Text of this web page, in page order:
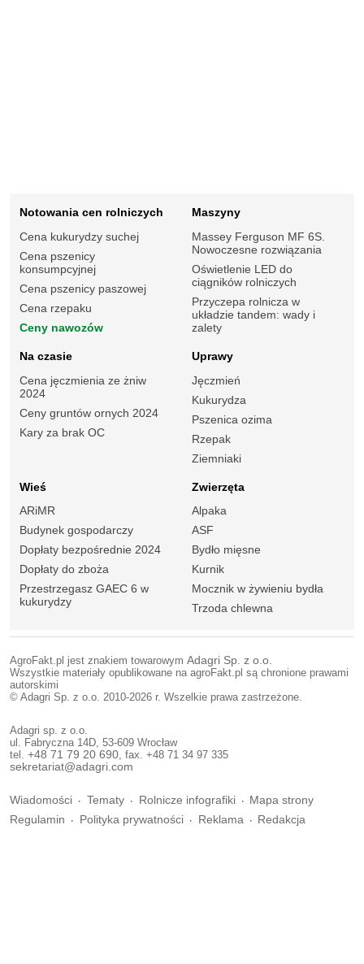
Notowania cen rolniczych
Cena kukurydzy suchej
Cena pszenicy
konsumpcyjnej
Cena pszenicy paszowej
Cena rzepaku
Ceny nawozów
Maszyny
Massey Ferguson MF 6S.
Nowoczesne rozwiązania
Oświetlenie LED do
ciągników rolniczych
Przyczepa rolnicza w
układzie tandem: wady i
zalety
Na czasie
Cena jęczmienia ze żniw
2024
Ceny gruntów ornych 2024
Kary za brak OC
Uprawy
Jęczmień
Kukurydza
Pszenica ozima
Rzepak
Ziemniaki
Wieś
ARiMR
Budynek gospodarczy
Dopłaty bezpośrednie 2024
Dopłaty do zboża
Przestrzegasz GAEC 6 w
kukurydzy
Zwierzęta
Alpaka
ASF
Bydło mięsne
Kurnik
Mocznik w żywieniu bydła
Trzoda chlewna
AgroFakt.pl jest znakiem towarowym Adagri Sp. z o.o.
Wszystkie materiały opublikowane na agroFakt.pl są chronione prawami
autorskimi
© Adagri Sp. z o.o. 2010-2026 r. Wszelkie prawa zastrzeżone.
Adagri sp. z o.o.
ul. Fabryczna 14D, 53-609 Wrocław
tel. +48 71 79 20 690 , fax. +48 71 34 97 335
sekretariat@adagri.com
Wiadomości Tematy Rolnicze infografiki
Mapa strony
Regulamin
Polityka prywatności Reklama Redakcja